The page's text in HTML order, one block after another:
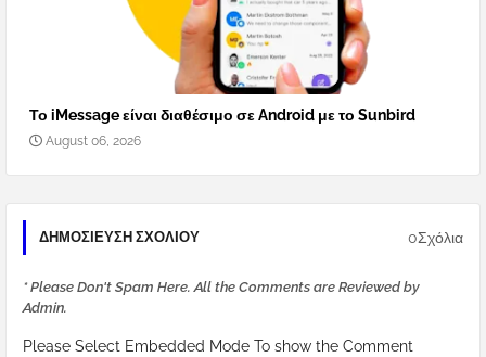
Το iMessage είναι διαθέσιμο σε Android με το Sunbird
August 06, 2026
ΔΗΜΟΣΊΕΥΣΗ ΣΧΟΛΊΟΥ 0Σχόλια
* Please Don't Spam Here. All the Comments are Reviewed by
Admin.
Please Select Embedded Mode To show the Comment